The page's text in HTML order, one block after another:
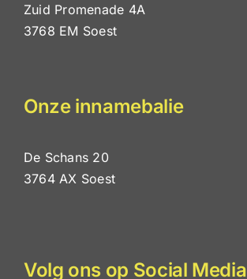
Zuid Promenade 4A
3768 EM Soest
Onze innamebalie
De Schans 20
3764 AX Soest
Volg ons op Social Media